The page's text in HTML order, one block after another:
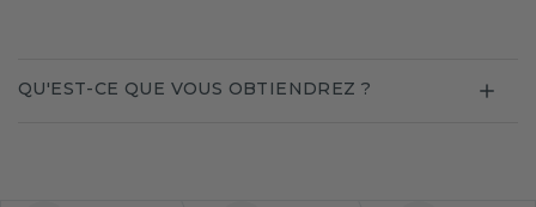
QU'EST-CE QUE VOUS OBTIENDREZ ?